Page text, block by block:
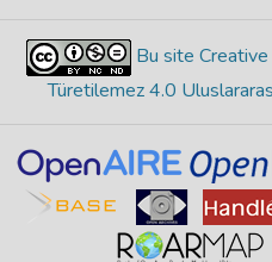
Bu site Creative
Türetilemez 4.0